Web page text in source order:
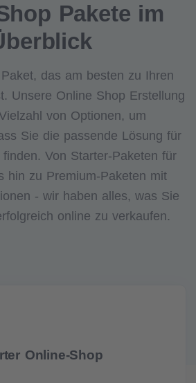
Pakete im
das am besten zu Ihren
Unsere Online Shop Erstellung
von Optionen, um
Sie die passende Lösung für
Von Starter-Paketen für
hin zu Premium-Paketen mit
- wir haben alles, was Sie
online zu verkaufen.
Online-Shop